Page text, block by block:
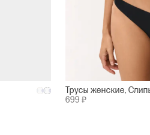
Трусы женские,
699 ₽